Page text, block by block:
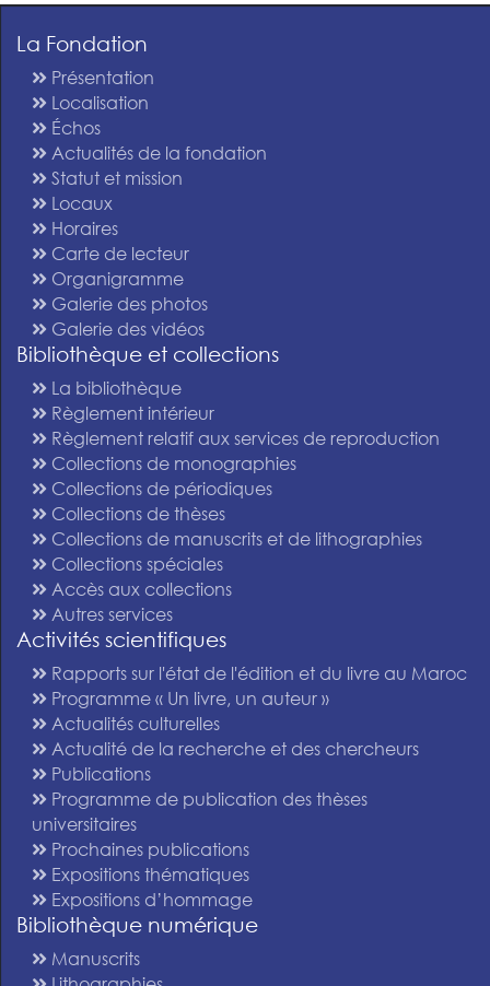
La Fondation
Présentation
Localisation
Échos
Actualités de la fondation
Statut et mission
Locaux
Horaires
Carte de lecteur
Organigramme
Galerie des photos
Galerie des vidéos
Bibliothèque et collections
La bibliothèque
Règlement intérieur
Règlement relatif aux services de reproduction
Collections de monographies
Collections de périodiques
Collections de thèses
Collections de manuscrits et de lithographies
Collections spéciales
Accès aux collections
Autres services
Activités scientifiques
Rapports sur l'état de l'édition et du livre au Maroc
Programme « Un livre, un auteur »
Actualités culturelles
Actualité de la recherche et des chercheurs
Publications
Programme de publication des thèses
universitaires
Prochaines publications
Expositions thématiques
Expositions d’hommage
Bibliothèque numérique
Manuscrits